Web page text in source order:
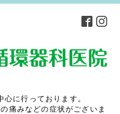
に行っております。
痛みなどの症状がございま